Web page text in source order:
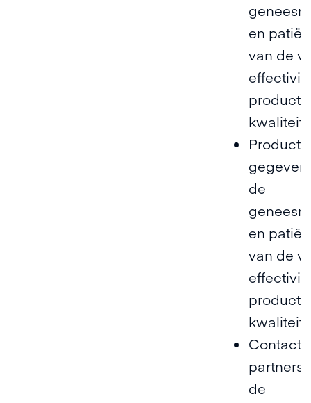
en
van de
de
en
van de
partners
de